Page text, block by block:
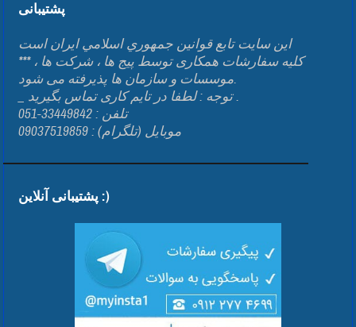
پشتیبانی
اين سايت تابع قوانين جمهوري اسلامي ايران است
*** کلیه سفارشات همکاری توسط پیج ها ، شرکت ها ،
موسسات و سازمان ها پذیرفته می شود.
_ توجه : لطفا در تایم کاری تماس بگیرید .
تلفن : 33449842-051
موبایل (تلگرام) : 09037519859
پشتیبانی آنلاین :)